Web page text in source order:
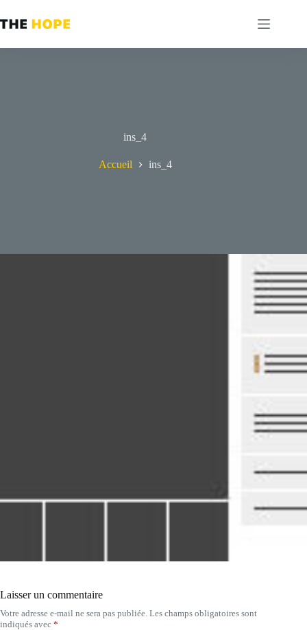
au
contenu
ins_4
Accueil ins_4
Laisser un commentaire
Votre adresse e-mail ne sera pas publiée. Les champs obligatoires sont
indiqués avec *